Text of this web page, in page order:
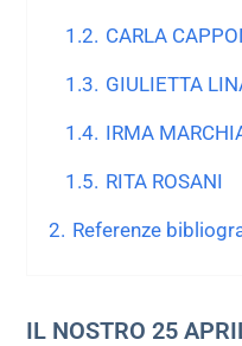
1.2. CARLA
1.3. GIULIETTA
1.4. IRMA
1.5. RITA ROSANI
2. Referenze
IL NOSTRO 25